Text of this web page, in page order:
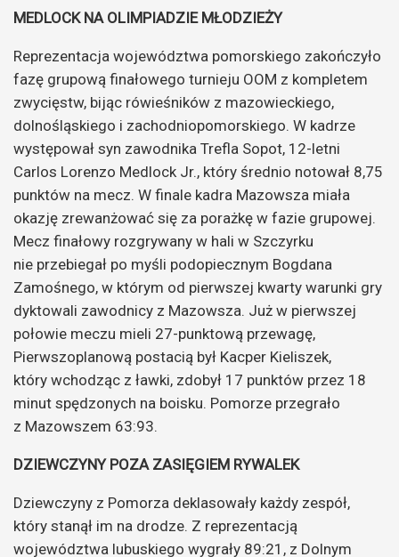
MEDLOCK NA OLIMPIADZIE MŁODZIEŻY
Reprezentacja województwa pomorskiego zakończyło
fazę grupową finałowego turnieju OOM z kompletem
zwycięstw, bijąc rówieśników z mazowieckiego,
dolnośląskiego i zachodniopomorskiego. W kadrze
występował syn zawodnika Trefla Sopot, 12-letni
Carlos Lorenzo Medlock Jr., który średnio notował 8,75
punktów na mecz. W finale kadra Mazowsza miała
okazję zrewanżować się za porażkę w fazie grupowej.
Mecz finałowy rozgrywany w hali w Szczyrku
nie przebiegał po myśli podopiecznym Bogdana
Zamośnego, w którym od pierwszej kwarty warunki gry
dyktowali zawodnicy z Mazowsza. Już w pierwszej
połowie meczu mieli 27-punktową przewagę,
Pierwszoplanową postacią był Kacper Kieliszek,
który wchodząc z ławki, zdobył 17 punktów przez 18
minut spędzonych na boisku. Pomorze przegrało
z Mazowszem 63:93.
DZIEWCZYNY POZA ZASIĘGIEM RYWALEK
Dziewczyny z Pomorza deklasowały każdy zespół,
który stanął im na drodze. Z reprezentacją
województwa lubuskiego wygrały 89:21, z Dolnym